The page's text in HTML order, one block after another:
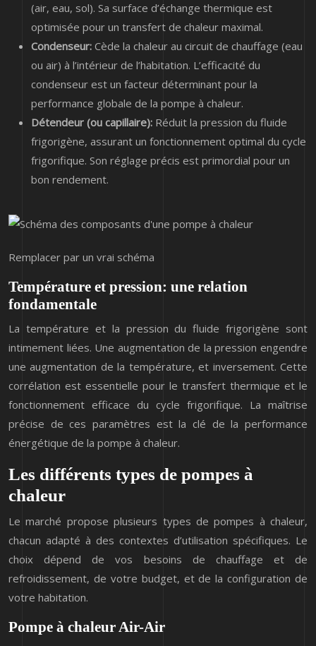
(air, eau, sol). Sa surface d’échange thermique est
optimisée pour un transfert de chaleur maximal.
Condenseur: Cède la chaleur au circuit de chauffage (eau
ou air) à l’intérieur de l’habitation. L’efficacité du
condenseur est un facteur déterminant pour la
performance globale de la pompe à chaleur.
Détendeur (ou capillaire): Réduit la pression du fluide
frigorigène, assurant un fonctionnement optimal du cycle
frigorifique. Son réglage précis est primordial pour un
bon rendement.
Remplacer par un vrai schéma
Température et pression: une relation
fondamentale
La température et la pression du fluide frigorigène sont
intimement liées. Une augmentation de la pression engendre
une augmentation de la température, et inversement. Cette
corrélation est essentielle pour le transfert thermique et le
fonctionnement efficace du cycle frigorifique. La maîtrise
précise de ces paramètres est la clé de la performance
énergétique de la pompe à chaleur.
Les différents types de pompes à
chaleur
Le marché propose plusieurs types de pompes à chaleur,
chacun adapté à des contextes d’utilisation spécifiques. Le
choix dépend de vos besoins de chauffage et de
refroidissement, de votre budget, et de la configuration de
votre habitation.
Pompe à chaleur Air-Air